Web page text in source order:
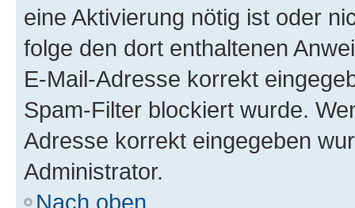
eine Aktivierung nötig ist oder
folge den dort enthaltenen
E-Mail-Adresse korrekt
Spam-Filter blockiert wurde.
Adresse korrekt eingegeben
Administrator.
Nach oben